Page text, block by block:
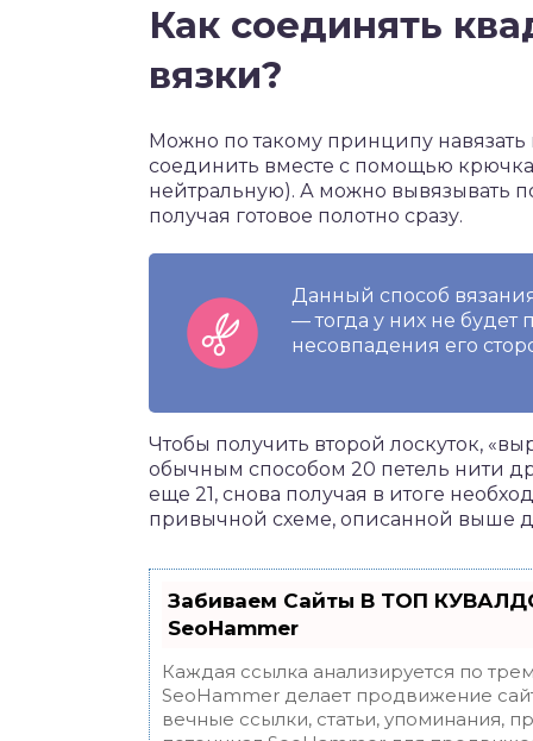
Как соединять
вязки?
Можно по такому принципу навязать
соединить вместе с помощью
нейтральную). А можно вывязывать
получая готовое полотно сразу.
Данный способ
— тогда у них не
несовпадения его
Чтобы получить второй лоскуток,
обычным способом 20 петель нити
еще 21, снова получая в итоге
привычной схеме, описанной выше
Забиваем Сайты В ТОП
SeoHammer
Каждая ссылка анализируется по
SeoHammer делает продвижение
вечные ссылки, статьи, упоминания,